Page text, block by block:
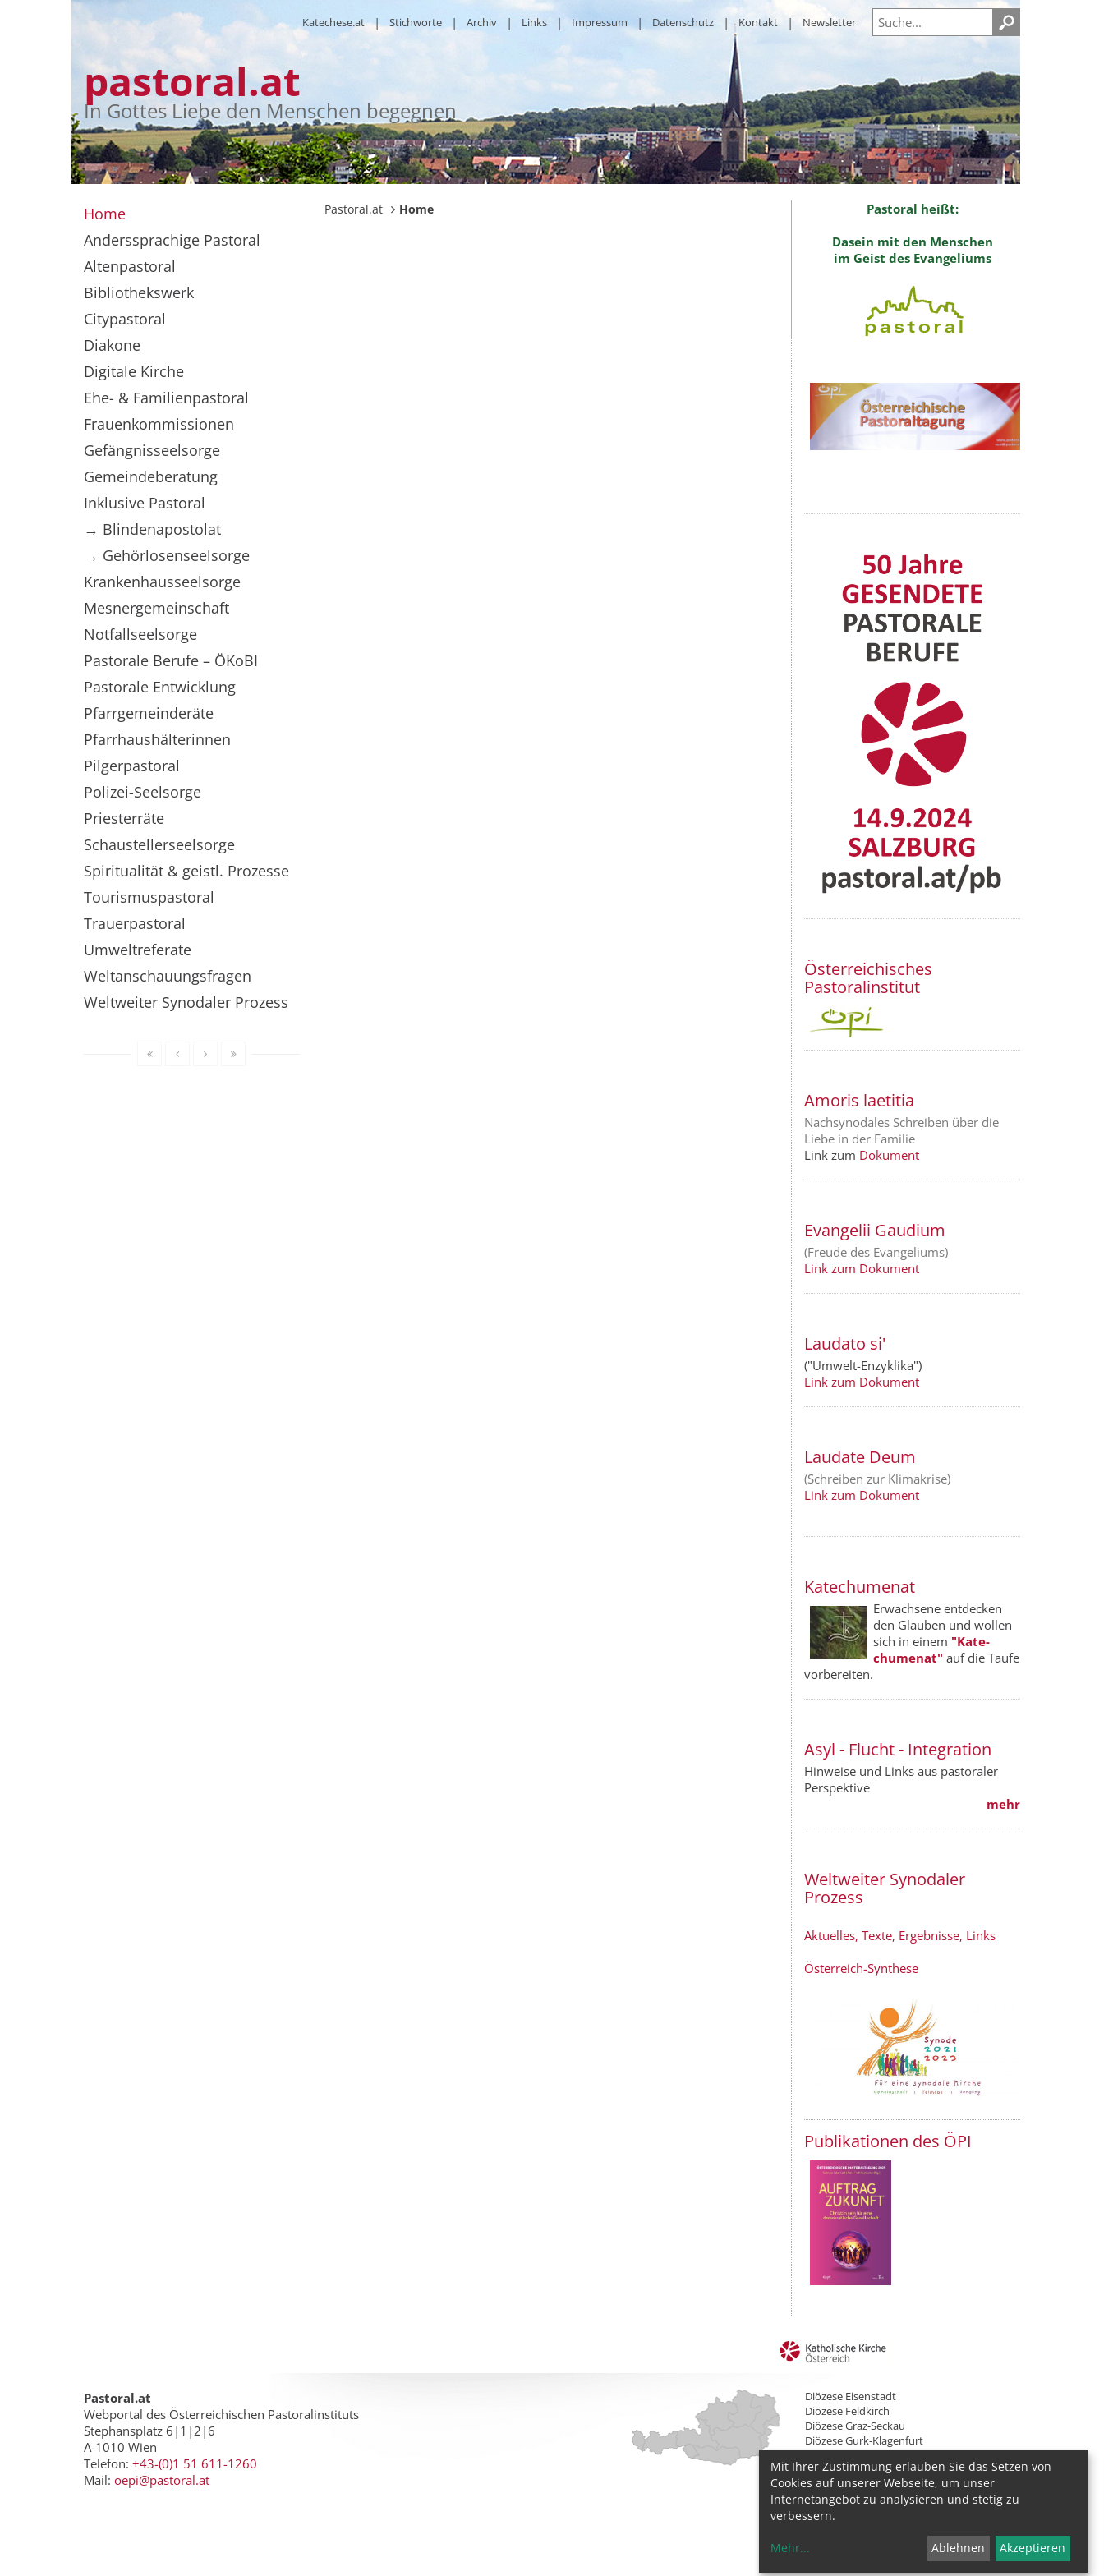
pastoral.at
In Gottes Liebe den Menschen begegnen
Katechese.at Stichworte Archiv Links Impressum Datenschutz Kontakt Newsletter
Pastoral.at Home
Pastoral heißt:
Dasein mit den Menschen
im Geist des Evangeliums
Österreichisches
Pastoralinstitut
Amoris laetitia
Nachsynodales Schreiben über die
Liebe in der Familie
Link zum Dokument
Evangelii Gaudium
(Freude des Evangeliums)
Link zum Dokument
Laudato si'
("Umwelt-Enzyklika")
Link zum Dokument
Laudate Deum
(Schreiben zur Klimakrise)
Link zum Dokument
Katechumenat
Erwachsene entdecken
den Glauben und wollen
sich in einem "Kate­
chumenat" auf die Taufe
vorbereiten.
Asyl - Flucht - Integration
Hinweise und Links aus pastoraler
Perspektive
mehr
Weltweiter Synodaler
Prozess
Aktuelles, Texte, Ergebnisse, Links
Österreich-Synthese
Publikationen des ÖPI
Home
Anderssprachige Pastoral
Altenpastoral
Bibliothekswerk
Citypastoral
Diakone
Digitale Kirche
Ehe- & Familienpastoral
Frauenkommissionen
Gefängnisseelsorge
Gemeindeberatung
Inklusive Pastoral
→ Blindenapostolat
→ Gehörlosenseelsorge
Krankenhausseelsorge
Mesnergemeinschaft
Notfallseelsorge
Pastorale Berufe – ÖKoBI
Pastorale Entwicklung
Pfarrgemeinderäte
Pfarrhaushälterinnen
Pilgerpastoral
Polizei-Seelsorge
Priesterräte
Schaustellerseelsorge
Spiritualität & geistl. Prozesse
Tourismuspastoral
Trauerpastoral
Umweltreferate
Weltanschauungsfragen
Weltweiter Synodaler Prozess
Pastoral.at
Webportal des Österreichischen Pastoralinstituts
Stephansplatz 6|1|2|6
A-1010 Wien
Telefon: +43-(0)1 51 611-1260
Mail: oepi@pastoral.at
Diözese Eisenstadt
Diözese Feldkirch
Diözese Graz-Seckau
Diözese Gurk-Klagenfurt
Diözese Innsbruck
Diözese Linz
Diözese St. Pölten
Erzdiözese Salzburg
Erzdiözese Wien
Mit Ihrer Zustimmung erlauben Sie das Setzen von
Cookies auf unserer Webseite, um unser
Internetangebot zu analysieren und stetig zu
verbessern.
Mehr... Ablehnen Akzeptieren